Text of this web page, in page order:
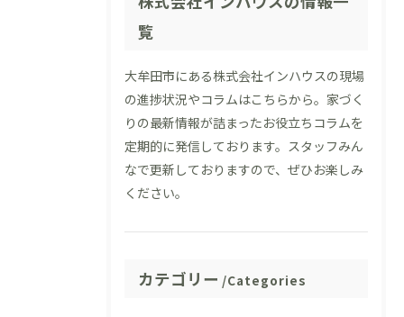
覧
大牟田市にある株式会社インハウスの現場
の進捗状況やコラムはこちらから。家づく
りの最新情報が詰まったお役立ちコラムを
定期的に発信しております。スタッフみん
なで更新しておりますので、ぜひお楽しみ
ください。
カテゴリー Categories